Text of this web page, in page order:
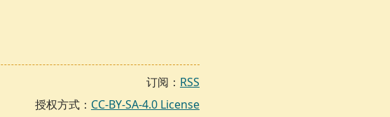
订阅： RSS
授权方式： CC-BY-SA-4.0 License